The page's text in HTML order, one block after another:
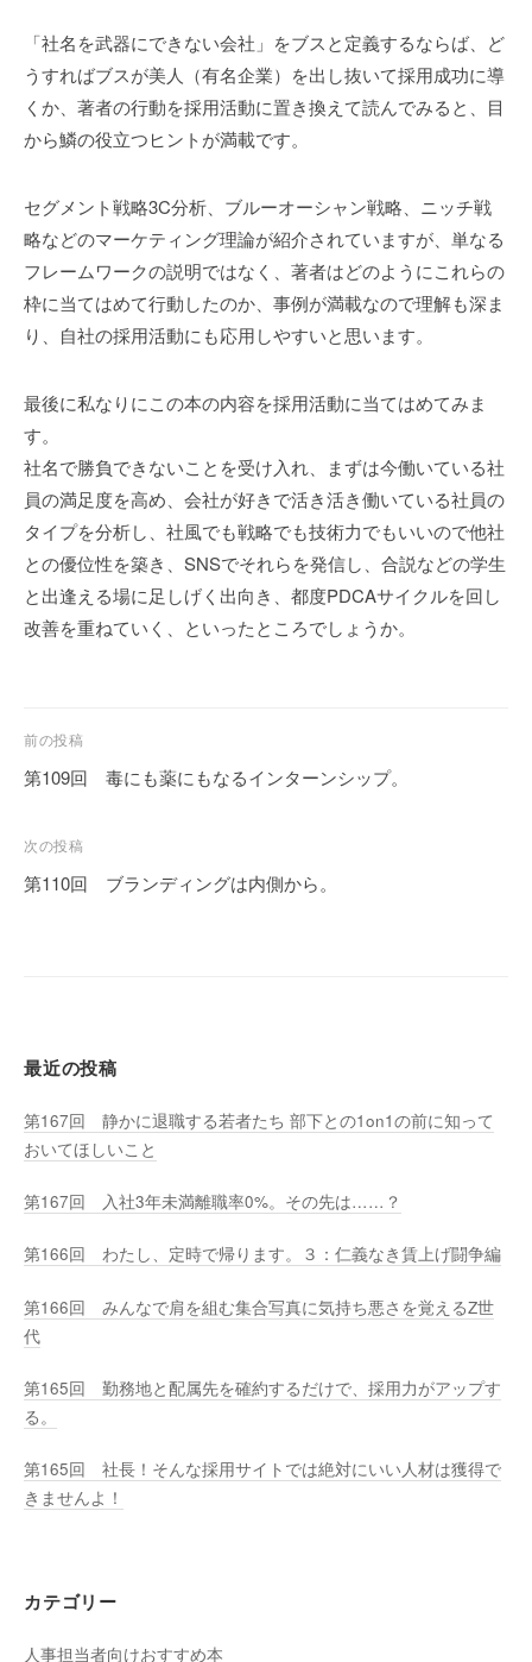
「社名を武器にできない会社」をブスと定義するならば、ど
うすればブスが美人（有名企業）を出し抜いて採用成功に導
くか、著者の行動を採用活動に置き換えて読んでみると、目
から鱗の役立つヒントが満載です。
セグメント戦略3C分析、ブルーオーシャン戦略、ニッチ戦
略などのマーケティング理論が紹介されていますが、単なる
フレームワークの説明ではなく、著者はどのようにこれらの
枠に当てはめて行動したのか、事例が満載なので理解も深ま
り、自社の採用活動にも応用しやすいと思います。
最後に私なりにこの本の内容を採用活動に当てはめてみま
す。
社名で勝負できないことを受け入れ、まずは今働いている社
員の満足度を高め、会社が好きで活き活き働いている社員の
タイプを分析し、社風でも戦略でも技術力でもいいので他社
との優位性を築き、SNSでそれらを発信し、合説などの学生
と出逢える場に足しげく出向き、都度PDCAサイクルを回し
改善を重ねていく、といったところでしょうか。
投
稿
ビ
ゲ
前の投稿
第109回 毒にも薬にもなるインターンシップ。
次の投稿
第110回 ブランディングは内側から。
最近の投稿
第167回 静かに退職する若者たち 部下との1on1の前に知って
おいてほしいこと
第167回 入社3年未満離職率0%。その先は……？
第166回 わたし、定時で帰ります。３：仁義なき賃上げ闘争編
第166回 みんなで肩を組む集合写真に気持ち悪さを覚えるZ世
代
第165回 勤務地と配属先を確約するだけで、採用力がアップす
る。
第165回 社長！そんな採用サイトでは絶対にいい人材は獲得で
きませんよ！
カテゴリー
人事担当者向けおすすめ本